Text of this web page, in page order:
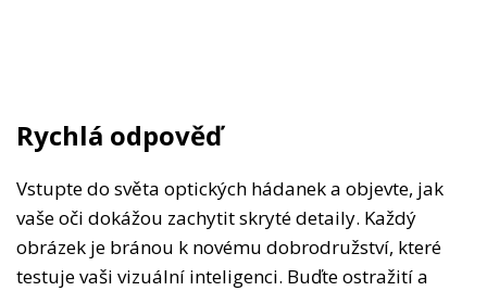
Rychlá odpověď
Vstupte do světa optických hádanek a objevte, jak
vaše oči dokážou zachytit skryté detaily. Každý
obrázek je bránou k novému dobrodružství, které
testuje vaši vizuální inteligenci. Buďte ostražití a